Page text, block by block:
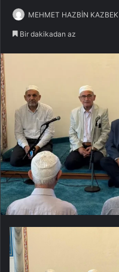
MEHMET HAZBİN KAZBEK
Bir dakikadan az